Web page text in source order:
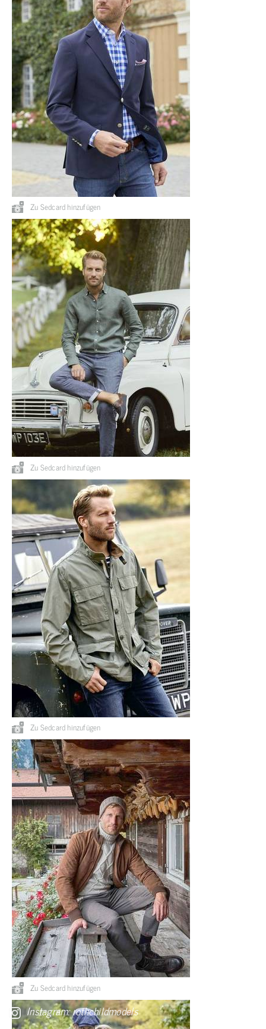
Zu Sedcard hinzufügen
Zu Sedcard hinzufügen
Zu Sedcard hinzufügen
Zu Sedcard hinzufügen
Instagram: rothchildmodels